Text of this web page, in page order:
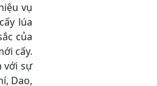
vụ
lúa
của
cấy.
với sự
Dao,